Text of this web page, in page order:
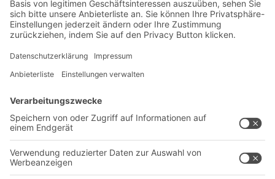
Neuheiten
Newsletter abonnieren
Lösungen
Intralogistiklösungen
Behältersysteme
Regalsysteme
Transportsysteme
Kontaktformular